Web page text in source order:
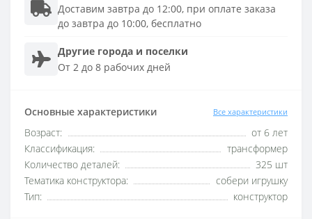
Доставим завтра до 12:00, при оплате заказа
до завтра до 10:00, бесплатно
Другие города и поселки
От 2 до 8 рабочих дней
Основные характеристики Все характеристики
Возраст:
от 6 лет
Классификация:
трансформер
Количество деталей:
325 шт
Тематика конструктора:
собери игрушку
Тип:
конструктор